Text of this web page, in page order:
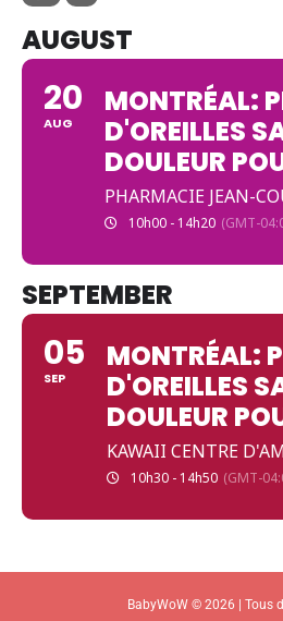
AUGUST
20
AUG
MONTRÉAL:
D'OREILLES
DOULEUR
PHARMACIE JEAN-
10h00 - 14h20 (GMT-
SEPTEMBER
05
SEP
MONTRÉAL:
D'OREILLES
DOULEUR
KAWAII CENTRE
10h30 - 14h50 (GMT-
BabyWoW © 2026 | Tous